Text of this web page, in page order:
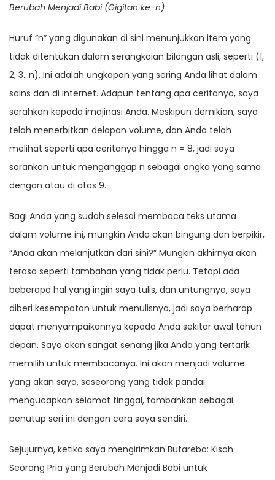
Berubah Menjadi Babi (Gigitan ke-n) .
Huruf “n” yang digunakan di sini menunjukkan item yang
tidak ditentukan dalam serangkaian bilangan asli, seperti (1,
2, 3…n). Ini adalah ungkapan yang sering Anda lihat dalam
sains dan di internet. Adapun tentang apa ceritanya, saya
serahkan kepada imajinasi Anda. Meskipun demikian, saya
telah menerbitkan delapan volume, dan Anda telah
melihat seperti apa ceritanya hingga n = 8, jadi saya
sarankan untuk menganggap n sebagai angka yang sama
dengan atau di atas 9.
Bagi Anda yang sudah selesai membaca teks utama
dalam volume ini, mungkin Anda akan bingung dan berpikir,
“Anda akan melanjutkan dari sini?” Mungkin akhirnya akan
terasa seperti tambahan yang tidak perlu. Tetapi ada
beberapa hal yang ingin saya tulis, dan untungnya, saya
diberi kesempatan untuk menulisnya, jadi saya berharap
dapat menyampaikannya kepada Anda sekitar awal tahun
depan. Saya akan sangat senang jika Anda yang tertarik
memilih untuk membacanya. Ini akan menjadi volume
yang akan saya, seseorang yang tidak pandai
mengucapkan selamat tinggal, tambahkan sebagai
penutup seri ini dengan cara saya sendiri.
Sejujurnya, ketika saya mengirimkan Butareba: Kisah
Seorang Pria yang Berubah Menjadi Babi untuk